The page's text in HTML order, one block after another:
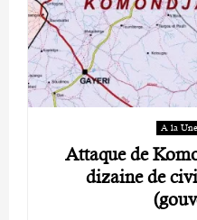
A la Une
Attaque de
dizaine de